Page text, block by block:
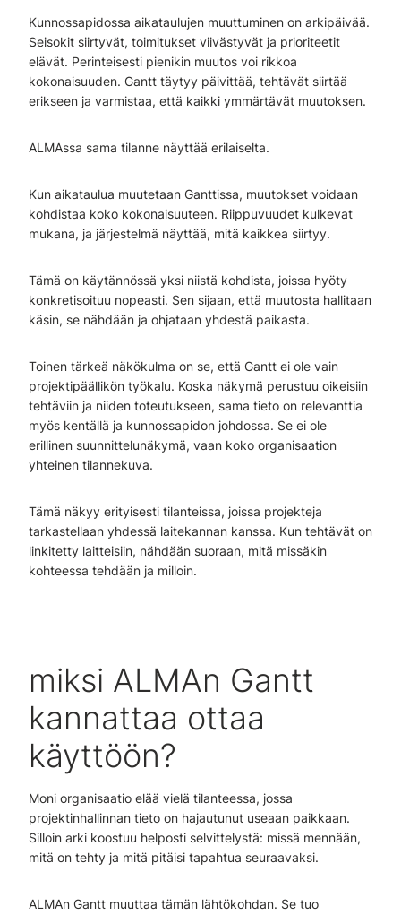
Kunnossapidossa aikataulujen muuttuminen on arkipäivää.
Seisokit siirtyvät, toimitukset viivästyvät ja prioriteetit
elävät. Perinteisesti pienikin muutos voi rikkoa
kokonaisuuden. Gantt täytyy päivittää, tehtävät siirtää
erikseen ja varmistaa, että kaikki ymmärtävät muutoksen.
ALMAssa sama tilanne näyttää erilaiselta.
Kun aikataulua muutetaan Ganttissa, muutokset voidaan
kohdistaa koko kokonaisuuteen. Riippuvuudet kulkevat
mukana, ja järjestelmä näyttää, mitä kaikkea siirtyy.
Tämä on käytännössä yksi niistä kohdista, joissa hyöty
konkretisoituu nopeasti. Sen sijaan, että muutosta hallitaan
käsin, se nähdään ja ohjataan yhdestä paikasta.
Toinen tärkeä näkökulma on se, että Gantt ei ole vain
projektipäällikön työkalu. Koska näkymä perustuu oikeisiin
tehtäviin ja niiden toteutukseen, sama tieto on relevanttia
myös kentällä ja kunnossapidon johdossa. Se ei ole
erillinen suunnittelunäkymä, vaan koko organisaation
yhteinen tilannekuva.
Tämä näkyy erityisesti tilanteissa, joissa projekteja
tarkastellaan yhdessä laitekannan kanssa. Kun tehtävät on
linkitetty laitteisiin, nähdään suoraan, mitä missäkin
kohteessa tehdään ja milloin.
miksi ALMAn Gantt
kannattaa ottaa
käyttöön?
Moni organisaatio elää vielä tilanteessa, jossa
projektinhallinnan tieto on hajautunut useaan paikkaan.
Silloin arki koostuu helposti selvittelystä: missä mennään,
mitä on tehty ja mitä pitäisi tapahtua seuraavaksi.
ALMAn Gantt muuttaa tämän lähtökohdan. Se tuo